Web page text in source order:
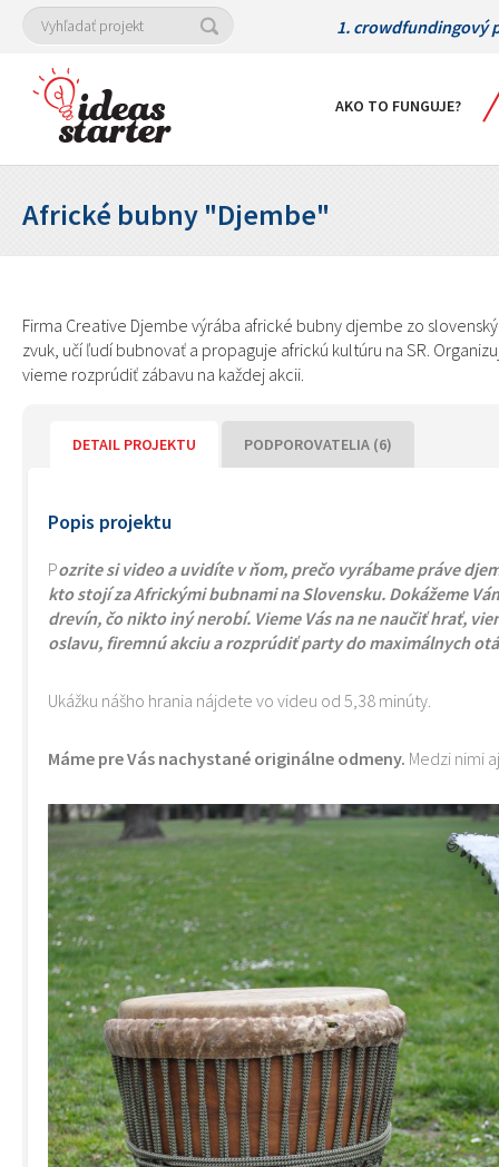
1. crowdfundingový
AKO TO FUNGUJE?
Africké bubny "Djembe"
Firma Creative Djembe výrába africké bubny djembe zo
zvuk, učí ľudí bubnovať a propaguje africkú kultúru na SR.
vieme rozprúdiť zábavu na každej akcii.
DETAIL PROJEKTU PODPOROVATELIA (6)
Popis projektu
Pozrite si video a uvidíte v ňom, prečo vyrábame práve
kto stojí za Africkými bubnami na Slovensku. Dokážeme
drevín, čo nikto iný nerobí. Vieme Vás na ne naučiť hrať,
oslavu, firemnú akciu a rozprúdiť party do maximálnych
Ukážku nášho hrania nájdete vo videu od 5,38 minúty.
Máme pre Vás nachystané originálne odmeny. Medzi nimi